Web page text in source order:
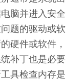
脑并进入安全
题的驱动或软
硬件或软件，
补丁也是必要
具检查内存是